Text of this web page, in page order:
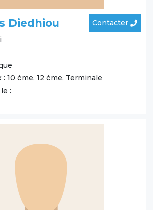
Diedhiou
Contacter
10 ème, 12 ème, Terminale
: